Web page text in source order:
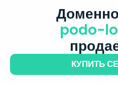
podo-
КУПИТЬ